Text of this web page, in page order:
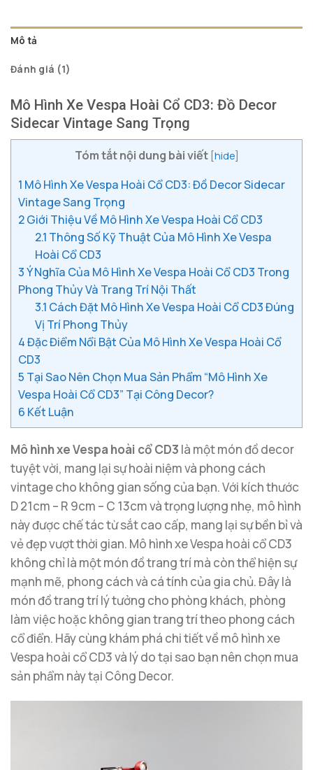
Mô tả
Đánh giá (1)
Mô Hình Xe Vespa Hoài Cổ CD3: Đồ Decor
Sidecar Vintage Sang Trọng
Tóm tắt nội dung bài viết hide]
1 Mô Hình Xe Vespa Hoài Cổ CD3: Đồ Decor Sidecar
Vintage Sang Trọng
2Giới Thiệu Về Mô Hình Xe Vespa Hoài Cổ CD3
2.1 Thông Số Kỹ Thuật Của Mô Hình Xe Vespa
Hoài Cổ CD3
3Ý Nghĩa Của Mô Hình Xe Vespa Hoài Cổ CD3 Trong
Phong Thủy Và Trang Trí Nội Thất
3.1 Cách Đặt Mô Hình Xe Vespa Hoài Cổ CD3 Đúng
Vị Trí Phong Thủy
4Đặc Điểm Nổi Bật Của Mô Hình Xe Vespa Hoài Cổ
CD3
5 Tại Sao Nên Chọn Mua Sản Phẩm “Mô Hình Xe
Vespa Hoài Cổ CD3” Tại Công Decor?
6 Kết Luận
Mô hình xe Vespa hoài cổ CD3 là một món đồ decor
tuyệt vời, mang lại sự hoài niệm và phong cách
vintage cho không gian sống của bạn. Với kích thước
D 21cm – R 9cm – C 13cm và trọng lượng nhẹ, mô hình
này được chế tác từ sắt cao cấp, mang lại sự bền bỉ và
vẻ đẹp vượt thời gian. Mô hình xe Vespa hoài cổ CD3
không chỉ là một món đồ trang trí mà còn thể hiện sự
mạnh mẽ, phong cách và cá tính của gia chủ. Đây là
món đồ trang trí lý tưởng cho phòng khách, phòng
làm việc hoặc không gian trang trí theo phong cách
cổ điển. Hãy cùng khám phá chi tiết về mô hình xe
Vespa hoài cổ CD3 và lý do tại sao bạn nên chọn mua
sản phẩm này tại Công Decor.